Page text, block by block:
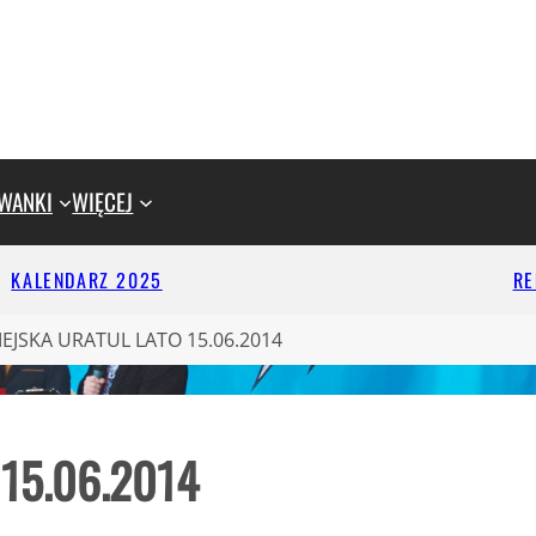
WIĘCEJ
KALENDARZ 2025
URATUL LATO 15.06.2014
15.06.2014